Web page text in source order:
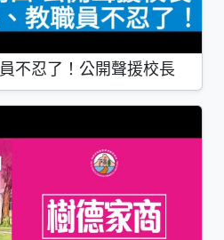
不忍了！公開聲援校長